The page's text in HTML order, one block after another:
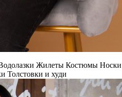
Жилеты Костюмы Носки
Толстовки и худи